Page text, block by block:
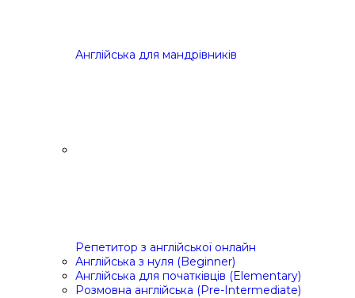
Англійська для мандрівників
Репетитор з англійської онлайн
Англійська з нуля (Beginner)
Англійська для початківців (Elementary)
Розмовна англійська (Pre-Intermediate)